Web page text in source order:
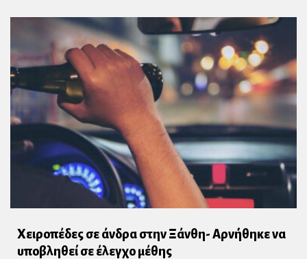
Χειροπέδες σε άνδρα στην Ξάνθη- Αρνήθηκε να
υποβληθεί σε έλεγχο μέθης